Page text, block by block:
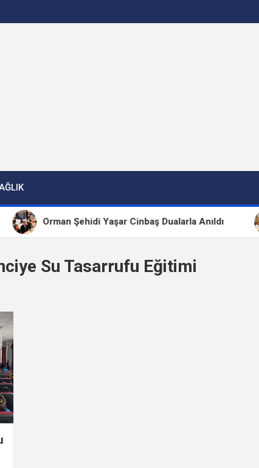
Orman Şehidi Yaşar Cinbaş Dualarla Anıldı
Su Tasarrufu Eğitimi